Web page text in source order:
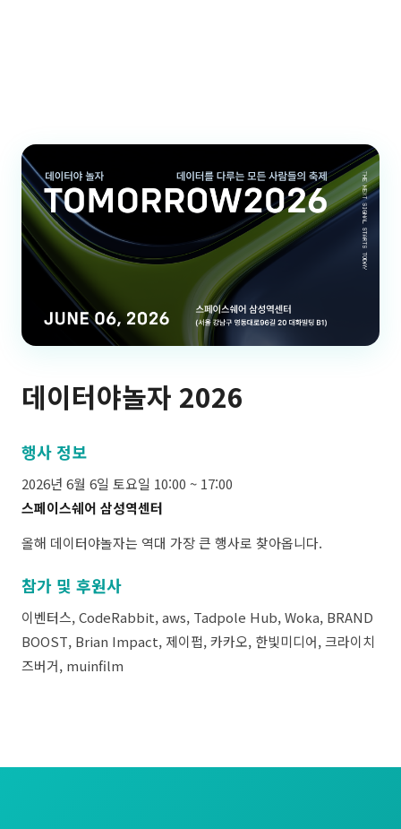
데이터야놀자 2026
행사 정보
2026년 6월 6일 토요일 10:00 ~ 17:00
스페이스쉐어 삼성역센터
올해 데이터야놀자는 역대 가장 큰 행사로 찾아옵니다.
참가 및 후원사
이벤터스, CodeRabbit, aws, Tadpole Hub, Woka, BRAND
BOOST, Brian Impact, 제이펍, 카카오, 한빛미디어, 크라이치
즈버거, muinfilm